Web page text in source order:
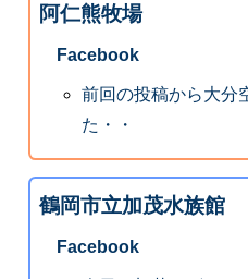
阿仁熊牧場
Facebook
前回の投稿から大分
た・・
鶴岡市立加茂水族館
Facebook